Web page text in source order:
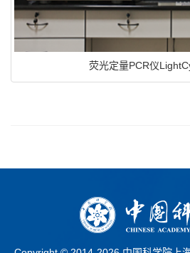
荧光定量PCR仪